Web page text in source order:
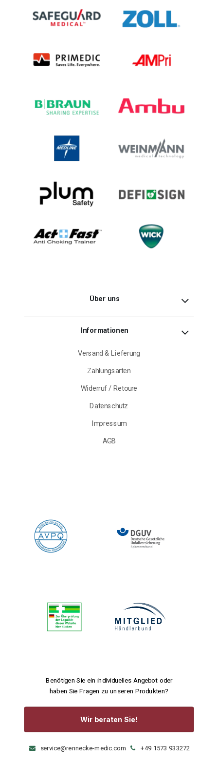
Über uns
Informationen
Versand & Lieferung
Zahlungsarten
Widerruf / Retoure
Datenschutz
Impressum
AGB
Benötigen Sie ein individuelles Angebot oder
haben Sie Fragen zu unseren Produkten?
Wir beraten Sie!
service@rennecke-medic.com +49 1573 933272